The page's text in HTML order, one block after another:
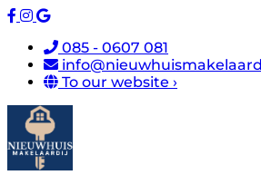
085 - 0607 081
To our website ›